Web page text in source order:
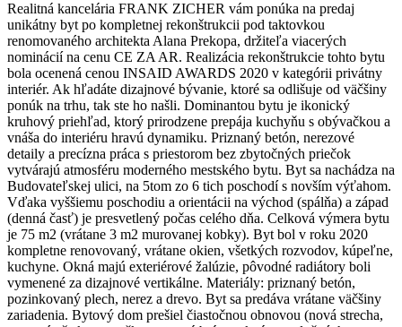
Realitná kancelária FRANK ZICHER vám ponúka na predaj
unikátny byt po kompletnej rekonštrukcii pod taktovkou
renomovaného architekta Alana Prekopa, držiteľa viacerých
nominácií na cenu CE ZA AR. Realizácia rekonštrukcie tohto bytu
bola ocenená cenou INSAID AWARDS 2020 v kategórii privátny
interiér. Ak hľadáte dizajnové bývanie, ktoré sa odlišuje od väčšiny
ponúk na trhu, tak ste ho našli. Dominantou bytu je ikonický
kruhový priehľad, ktorý prirodzene prepája kuchyňu s obývačkou a
vnáša do interiéru hravú dynamiku. Priznaný betón, nerezové
detaily a precízna práca s priestorom bez zbytočných priečok
vytvárajú atmosféru moderného mestského bytu. Byt sa nachádza na
Budovateľskej ulici, na 5tom zo 6 tich poschodí s novším výťahom.
Vďaka vyššiemu poschodiu a orientácii na východ (spálňa) a západ
(denná časť) je presvetlený počas celého dňa. Celková výmera bytu
je 75 m2 (vrátane 3 m2 murovanej kobky). Byt bol v roku 2020
kompletne renovovaný, vrátane okien, všetkých rozvodov, kúpeľne,
kuchyne. Okná majú exteriérové žalúzie, pôvodné radiátory boli
vymenené za dizajnové vertikálne. Materiály: priznaný betón,
pozinkovaný plech, nerez a drevo. Byt sa predáva vrátane väčšiny
zariadenia. Bytový dom prešiel čiastočnou obnovou (nová strecha,